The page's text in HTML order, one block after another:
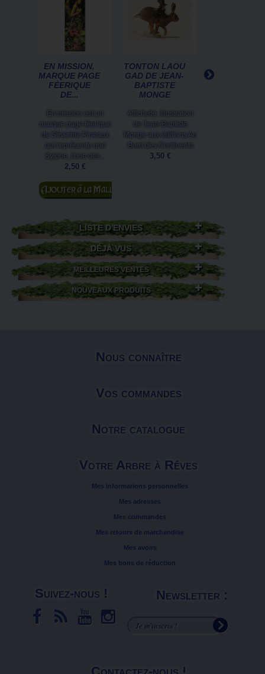
EN MISSION,
MARQUE PAGE
FÉERIQUE
DE...
En mission est un
marque page féerique
de Séverine Pineaux
qui représente une
Sylphe, l'une des...
2,50 €
Ajouter au
panier
TONTON LAOU
GAD DE JEAN-
BAPTISTE
MONGE
Affichette. Illustration
de Jean-Baptiste
Monge aux éditions Au
Bord des Continents
3,50 €
LISTE D'ENVIES
DÉJÀ VUS
MEILLEURES VENTES
NOUVEAUX PRODUITS
Nous connaître
Vos commandes
Notre catalogue
Votre Arbre à Rêves
Mes informations personnelles
Mes adresses
Mes commandes
Mes retours de marchandise
Mes avoirs
Mes bons de réduction
Suivez-nous ! Newsletter :